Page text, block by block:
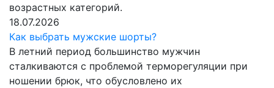
возрастных категорий.
18.07.2026
Как выбрать мужские шорты?
В летний период большинство мужчин
сталкиваются с проблемой терморегуляции при
ношении брюк, что обусловлено их